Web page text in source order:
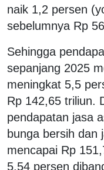
naik 1,2 persen
sebelumnya Rp
Sehingga
sepanjang 2025
meningkat 5,5
Rp 142,65 triliun.
pendapatan jasa
bunga bersih dan
mencapai Rp
5,54 persen